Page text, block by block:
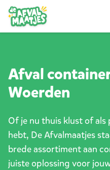
Afval
Woerden
Of je nu thuis klust of
hebt, De Afvalmaatjes
brede assortiment aan
juiste oplossing voor